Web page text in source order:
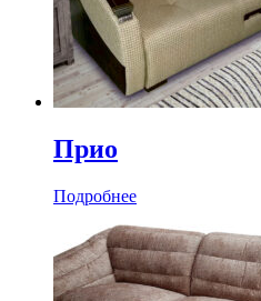
Прио
Подробнее